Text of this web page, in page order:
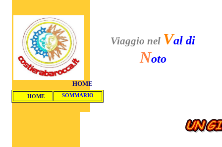
HOME
Viaggio nel Val di
Noto
HOME SOMMARIO